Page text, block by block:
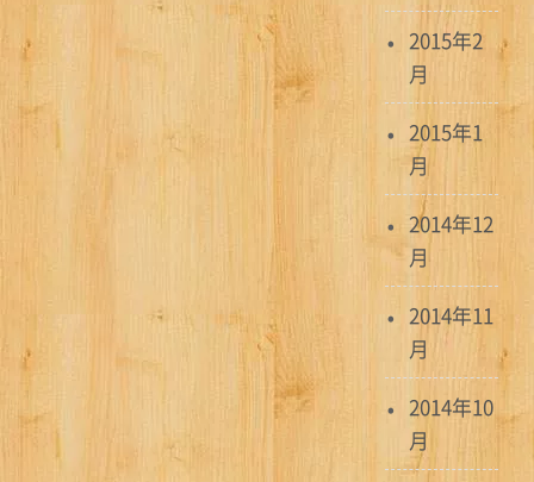
2015年2
月
2015年1
月
2014年12
月
2014年11
月
2014年10
月